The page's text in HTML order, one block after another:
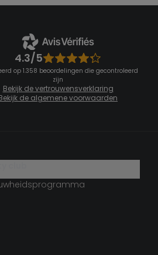
4.3/5
op 1.358 beoordelingen die gecontroleerd
zijn
Bekijk de vertrouwensverklaring
de algemene voorwaarden